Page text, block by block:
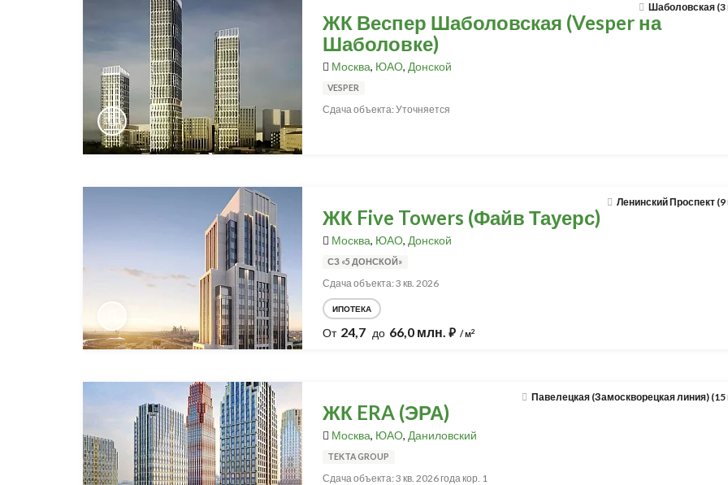
Шаболовская (3
ЖК Веспер Шаболовская (Vesper на
Шаболовке)
Москва, ЮАО, Донской
VESPER
Сдача объекта: Уточняется
Ленинский Проспект
ЖК Five Towers (Файв Тауерс)
Москва, ЮАО, Донской
СЗ «5 ДОНСКОЙ»
Сдача объекта: 3 кв. 2026
ИПОТЕКА
От 24,7 до 66,0 млн. ⃏ / м2
Павелецкая (Замоскворецкая линия) (15
ЖК ERA (ЭРА)
Москва, ЮАО, Даниловский
TEKTA GROUP
Сдача объекта: 3 кв. 2026 года кор. 1